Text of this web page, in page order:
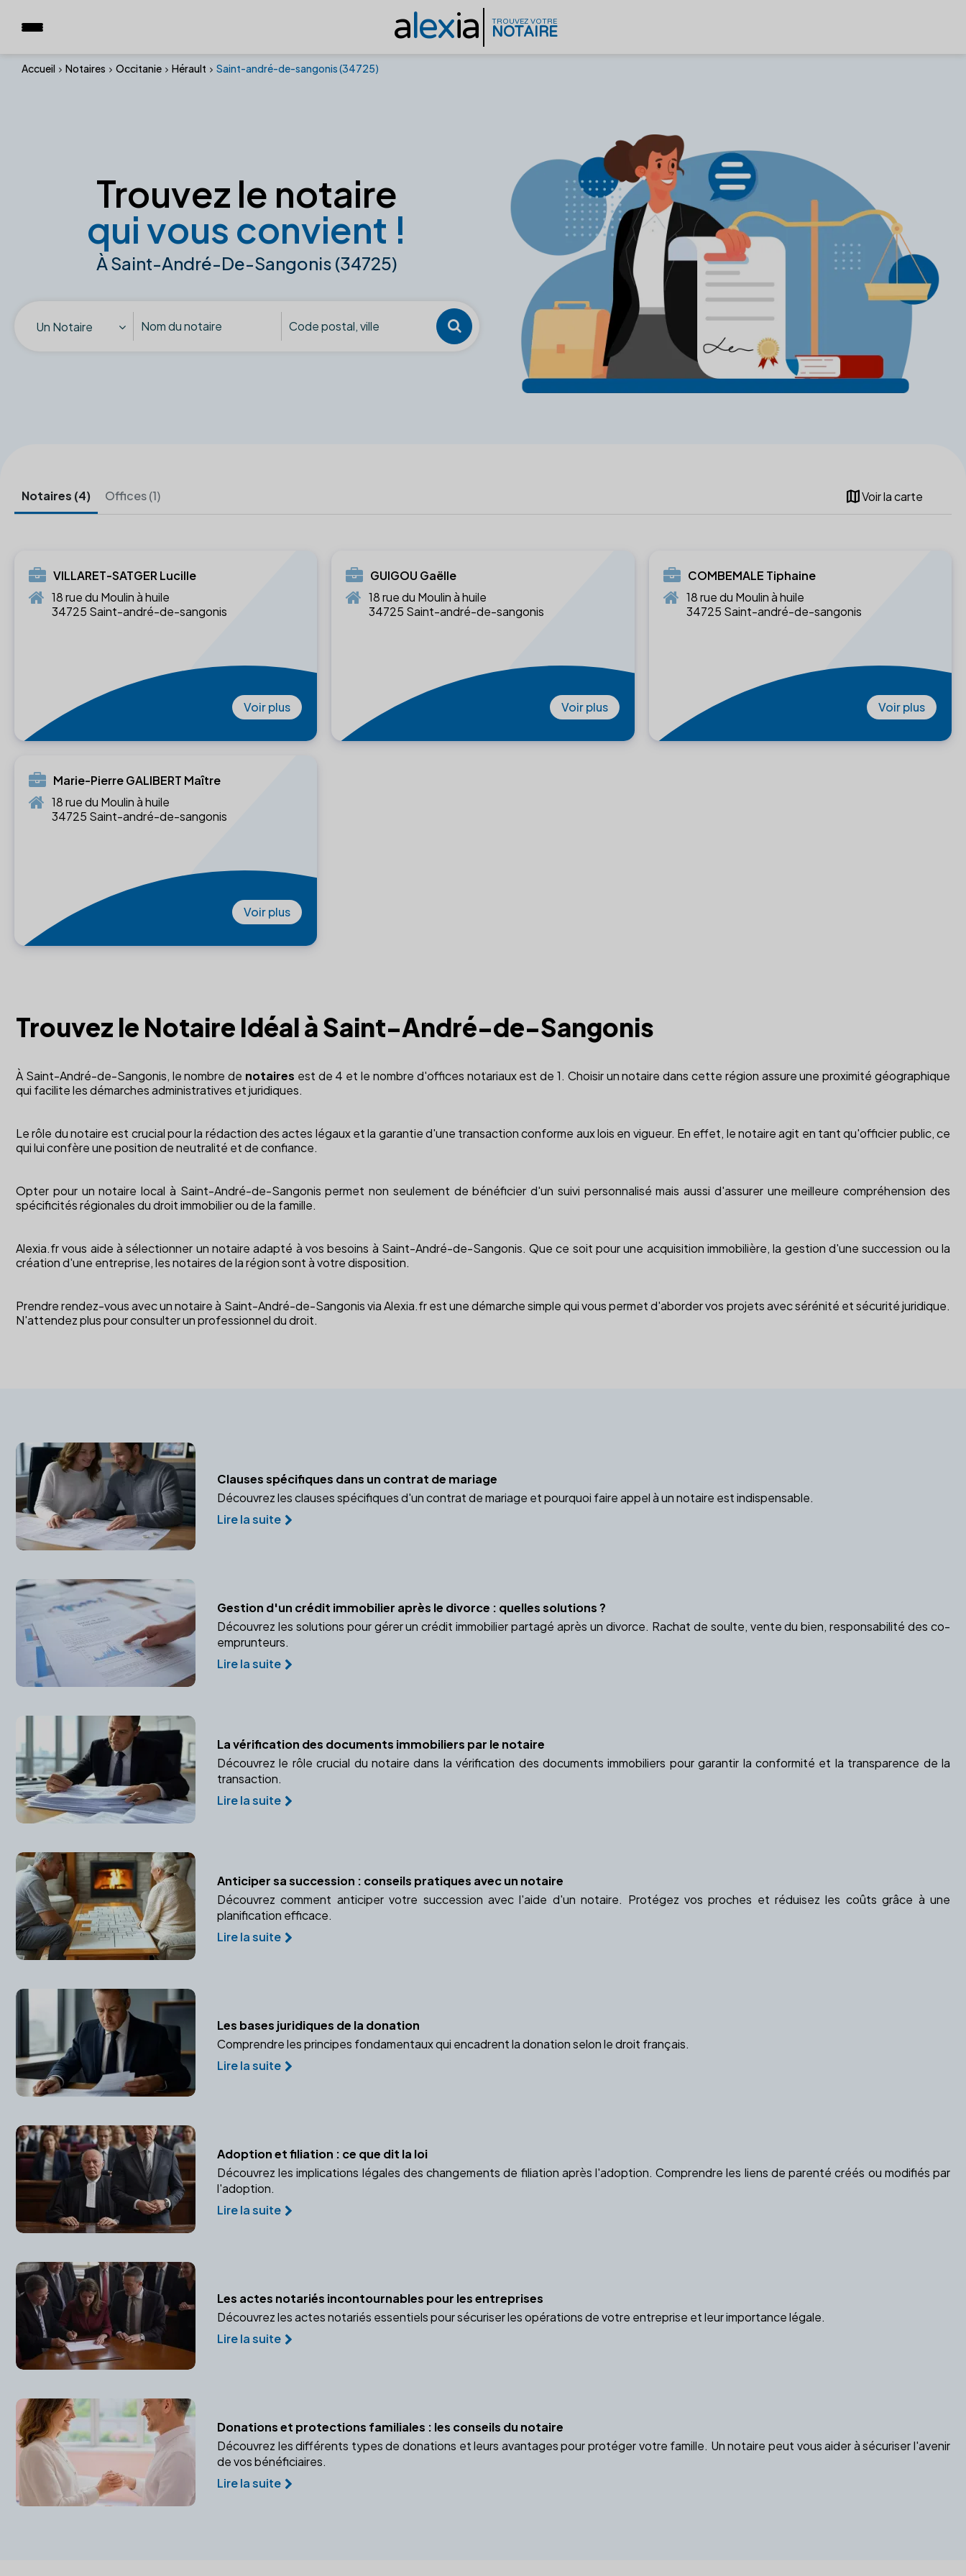
alexia TROUVEZ VOTRE
NOTAIRE
Accueil Notaires Occitanie Hérault Saint-andré-de-sangonis (34725)
Trouvez le notaire
qui vous convient !
À Saint-André-De-Sangonis (34725)
Un Notaire
mapVoir la carte
Notaires (4) Offices (1)
VILLARET-SATGER Lucille
18 rue du Moulin à huile
34725 Saint-andré-de-sangonis
Voir plus
GUIGOU Gaëlle
18 rue du Moulin à huile
34725 Saint-andré-de-sangonis
Voir plus
COMBEMALE Tiphaine
18 rue du Moulin à huile
34725 Saint-andré-de-sangonis
Voir plus
Marie-Pierre GALIBERT Maître
18 rue du Moulin à huile
34725 Saint-andré-de-sangonis
Voir plus
Trouvez le Notaire Idéal à Saint-André-de-Sangonis
À Saint-André-de-Sangonis, le nombre de notaires est de 4 et le nombre d'offices notariaux est de 1. Choisir un notaire dans cette région assure une proximité géographique
qui facilite les démarches administratives et juridiques.
Le rôle du notaire est crucial pour la rédaction des actes légaux et la garantie d'une transaction conforme aux lois en vigueur. En effet, le notaire agit en tant qu'officier public, ce
qui lui confère une position de neutralité et de confiance.
Opter pour un notaire local à Saint-André-de-Sangonis permet non seulement de bénéficier d'un suivi personnalisé mais aussi d'assurer une meilleure compréhension des
spécificités régionales du droit immobilier ou de la famille.
Alexia.fr vous aide à sélectionner un notaire adapté à vos besoins à Saint-André-de-Sangonis. Que ce soit pour une acquisition immobilière, la gestion d'une succession ou la
création d'une entreprise, les notaires de la région sont à votre disposition.
Prendre rendez-vous avec un notaire à Saint-André-de-Sangonis via Alexia.fr est une démarche simple qui vous permet d'aborder vos projets avec sérénité et sécurité juridique.
N'attendez plus pour consulter un professionnel du droit.
Clauses spécifiques dans un contrat de mariage
Découvrez les clauses spécifiques d'un contrat de mariage et pourquoi faire appel à un notaire est indispensable.
Lire la suite
Gestion d'un crédit immobilier après le divorce : quelles solutions ?
Découvrez les solutions pour gérer un crédit immobilier partagé après un divorce. Rachat de soulte, vente du bien, responsabilité des co-
emprunteurs.
Lire la suite
La vérification des documents immobiliers par le notaire
Découvrez le rôle crucial du notaire dans la vérification des documents immobiliers pour garantir la conformité et la transparence de la
transaction.
Lire la suite
Anticiper sa succession : conseils pratiques avec un notaire
Découvrez comment anticiper votre succession avec l'aide d'un notaire. Protégez vos proches et réduisez les coûts grâce à une
planification efficace.
Lire la suite
Les bases juridiques de la donation
Comprendre les principes fondamentaux qui encadrent la donation selon le droit français.
Lire la suite
Adoption et filiation : ce que dit la loi
Découvrez les implications légales des changements de filiation après l'adoption. Comprendre les liens de parenté créés ou modifiés par
l'adoption.
Lire la suite
Les actes notariés incontournables pour les entreprises
Découvrez les actes notariés essentiels pour sécuriser les opérations de votre entreprise et leur importance légale.
Lire la suite
Donations et protections familiales : les conseils du notaire
Découvrez les différents types de donations et leurs avantages pour protéger votre famille. Un notaire peut vous aider à sécuriser l'avenir
de vos bénéficiaires.
Lire la suite